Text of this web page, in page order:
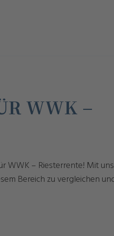
WWK –
WWK – Riesterrente! Mit
Bereich zu vergleichen